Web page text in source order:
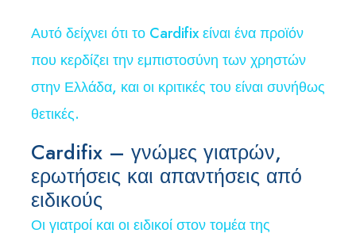
Αυτό δείχνει ότι το Cardifix είναι ένα προϊόν
που κερδίζει την εμπιστοσύνη των χρηστών
στην Ελλάδα, και οι κριτικές του είναι συνήθως
θετικές.
Cardifix – γνώμες γιατρών,
ερωτήσεις και απαντήσεις από
ειδικούς
Οι γιατροί και οι ειδικοί στον τομέα της